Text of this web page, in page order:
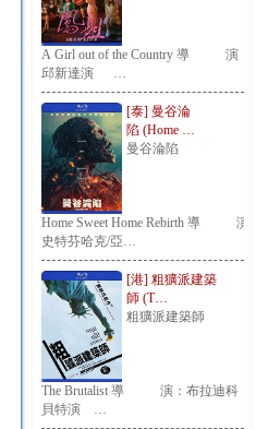
A Girl out of the Country 導 演：
邱新達演 …
[泰] 曼谷淪
陷 (Home …
曼谷淪陷
Home Sweet Home Rebirth 導 演：
史特芬哈克/亞…
[港] 粗獷派建築
師 (T…
粗獷派建築師
The Brutalist 導 演：布拉迪科
貝特演 …